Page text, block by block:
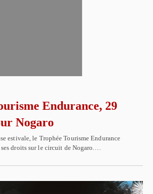
Endurance, 29
Nogaro
estivale, le Trophée Tourisme Endurance
ses droits sur le circuit de Nogaro.…